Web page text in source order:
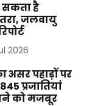
सकता है
जलवायु
2026
असर पहाड़ों पर
प्रजातियां
को मजबूर